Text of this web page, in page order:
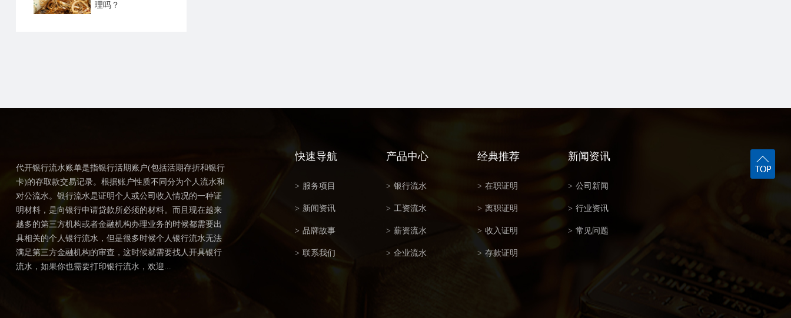
理吗？
代开银行流水账单是指银行活期账户(包括活期存折和银行
卡)的存取款交易记录。根据账户性质不同分为个人流水和
对公流水。银行流水是证明个人或公司收入情况的一种证
明材料，是向银行申请贷款所必须的材料。而且现在越来
越多的第三方机构或者金融机构办理业务的时候都需要出
具相关的个人银行流水，但是很多时候个人银行流水无法
满足第三方金融机构的审查，这时候就需要找人开具银行
流水，如果你也需要打印银行流水，欢迎...
快速导航
> 服务项目
> 新闻资讯
> 品牌故事
> 联系我们
产品中心
> 银行流水
> 工资流水
> 薪资流水
> 企业流水
经典推荐
> 在职证明
> 离职证明
> 收入证明
> 存款证明
新闻资讯
> 公司新闻
> 行业资讯
> 常见问题